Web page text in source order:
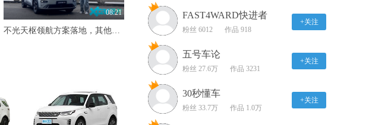
材内有大大乾坤！
百变子皿 当奶爸开上超
混电驱 轩逸之后
超混电驱 轩逸/思域
08:21
不光天枢领航方案落地，其他升级也是拳拳到肉 试驾全新深蓝S05
FAST4WARD快进者
粉丝 6012 作品 918
+关注
五号车论
粉丝 27.6万 作品 3231
+关注
30秒懂车
粉丝 33.7万 作品 1.0万
+关注